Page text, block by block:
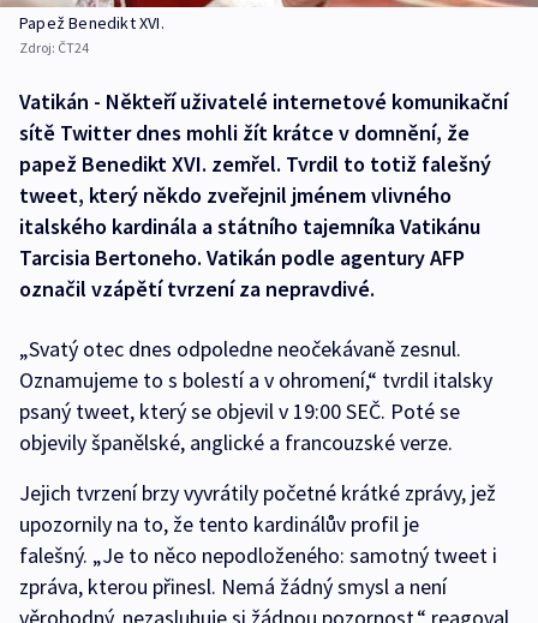
Papež Benedikt XVI.
Zdroj: ČT24
Vatikán - Někteří uživatelé internetové komunikační
sítě Twitter dnes mohli žít krátce v domnění, že
papež Benedikt XVI. zemřel. Tvrdil to totiž falešný
tweet, který někdo zveřejnil jménem vlivného
italského kardinála a státního tajemníka Vatikánu
Tarcisia Bertoneho. Vatikán podle agentury AFP
označil vzápětí tvrzení za nepravdivé.
„Svatý otec dnes odpoledne neočekávaně zesnul.
Oznamujeme to s bolestí a v ohromení,“ tvrdil italsky
psaný tweet, který se objevil v 19:00 SEČ. Poté se
objevily španělské, anglické a francouzské verze.
Jejich tvrzení brzy vyvrátily početné krátké zprávy, jež
upozornily na to, že tento kardinálův profil je
falešný. „Je to něco nepodloženého: samotný tweet i
zpráva, kterou přinesl. Nemá žádný smysl a není